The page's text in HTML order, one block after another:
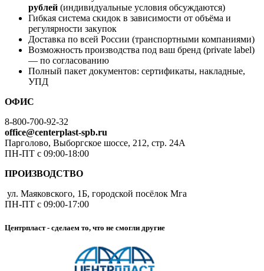
рублей (индивидуальные условия обсуждаются)
Гибкая система скидок в зависимости от объёма и
регулярности закупок
Доставка по всей России (транспортными компаниями)
Возможность производства под ваш бренд (private label)
— по согласованию
Полный пакет документов: сертификаты, накладные,
УПД
ОФИС
8-800-700-92-32
office@centerplast-spb.ru
Парголово, Выборгское шоссе, 212, стр. 24А
ПН-ПТ с 09:00-18:00
ПРОИЗВОДСТВО
ул. Маяковского, 1Б, городской посёлок Мга
ПН-ПТ с 09:00-17:00
Центрпласт - сделаем то, что не смогли другие